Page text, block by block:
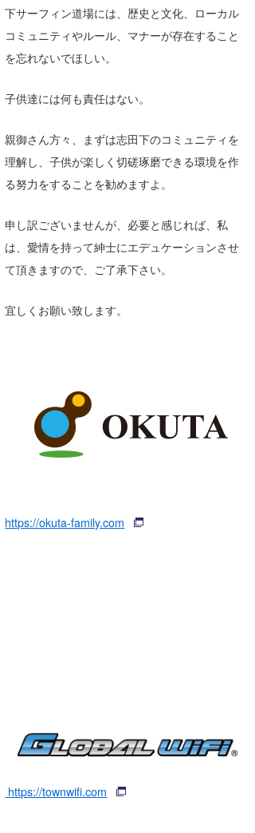
下サーフィン道場には、歴史と文化、ローカル
コミュニティやルール、マナーが存在すること
を忘れないでほしい。
子供達には何も責任はない。
親御さん方々、まずは志田下のコミュニティを
理解し、子供が楽しく切磋琢磨できる環境を作
る努力をすることを勧めますよ。
申し訳ございませんが、必要と感じれば、私
は、愛情を持って紳士にエデュケーションさせ
て頂きますので、ご了承下さい。
宜しくお願い致します。
https://okuta-family.com
https://townwifi.com